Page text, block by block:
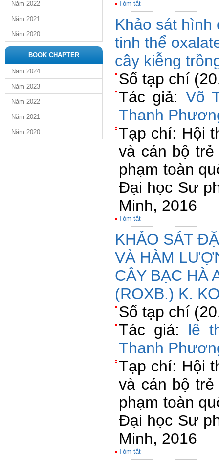
Năm 2022
Năm 2021
Năm 2020
BOOK CHAPTER
Năm 2024
Năm 2023
Năm 2022
Năm 2021
Năm 2020
Tóm tắt
Khảo sát
tinh thể
cây kiễng
Số tạp chí
Tác giả: Võ
Thanh
Tạp chí: Hội
và cán bộ
phạm toàn
Đại học Sư
Minh, 2016
Tóm tắt
KHẢO SÁT
VÀ HÀM
CÂY BẠC HÀ
(ROXB.) K.
Số tạp chí
Tác giả: lê
Thanh
Tạp chí: Hội
và cán bộ
phạm toàn
Đại học Sư
Minh, 2016
Tóm tắt